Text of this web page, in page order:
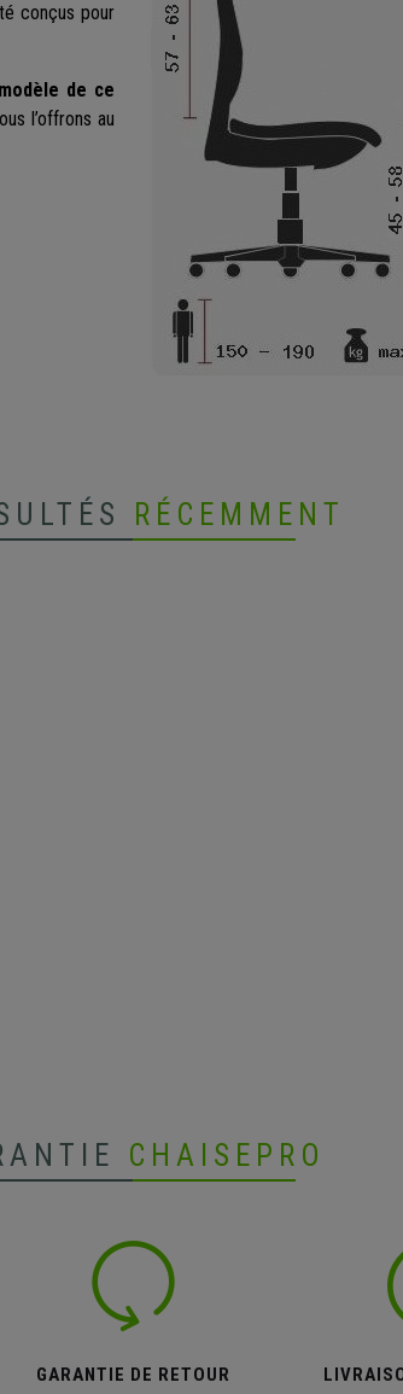
conçus pour
de ce
l’offrons au
RÉCEMMENT
CHAISEPRO
GARANTIE DE RETOUR